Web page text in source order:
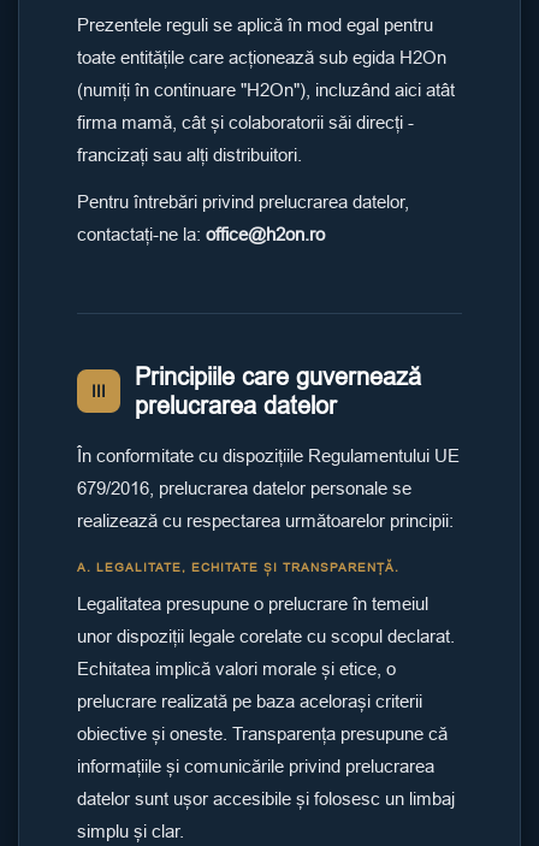
Prezentele reguli se aplică în mod egal pentru
toate entitățile care acționează sub egida H2On
(numiți în continuare "H2On"), incluzând aici atât
firma mamă, cât și colaboratorii săi direcți -
francizați sau alți distribuitori.
Pentru întrebări privind prelucrarea datelor,
contactați-ne la: office@h2on.ro
III
Principiile care guvernează
prelucrarea datelor
În conformitate cu dispozițiile Regulamentului UE
679/2016, prelucrarea datelor personale se
realizează cu respectarea următoarelor principii:
A. LEGALITATE, ECHITATE ȘI TRANSPARENȚĂ.
Legalitatea presupune o prelucrare în temeiul
unor dispoziții legale corelate cu scopul declarat.
Echitatea implică valori morale și etice, o
prelucrare realizată pe baza acelorași criterii
obiective și oneste. Transparența presupune că
informațiile și comunicările privind prelucrarea
datelor sunt ușor accesibile și folosesc un limbaj
simplu și clar.